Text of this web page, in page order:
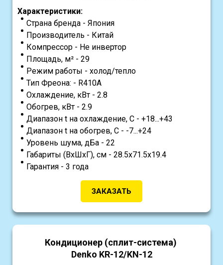
Характеристики:
Страна бренда - Япония
Производитель - Китай
Компрессор - Не инвертор
Площадь, м² - 29
Режим работы - холод/тепло
Тип Фреона: - R410A
Охлаждение, кВт - 2.8
Обогрев, кВт - 2.9
Диапазон t на охлаждение, С - +18...+43
Диапазон t на обогрев, С - -7...+24
Уровень шума, дБа - 22
Габариты (ВхШхГ), см - 28.5х71.5х19.4
Гарантия - 3 года
ЗАКАЗАТЬ
Кондиционер (сплит-система)
Denko KR-12/KN-12